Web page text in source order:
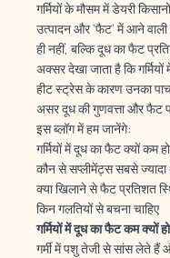
गर्मियों के मौसम में डेयरी
उत्पादन और ‘फैट’ में आने
ही नहीं, बल्कि दूध का फैट
अक्सर देखा जाता है कि
हीट स्ट्रेस के कारण उनका
असर दूध की गुणवत्ता और फैट
इस ब्लॉग में हम जानेंगे:
गर्मियों में दूध का फैट क्यों कम
कौन से सप्लीमेंट्स सबसे ज्यादा
क्या खिलाने से फैट प्रतिशत
किन गलतियों से बचना चाहिए
गर्मियोंमेंदूधकाफैटकमक्यों
गर्मी में पशु तेजी से सांस लेते हैं